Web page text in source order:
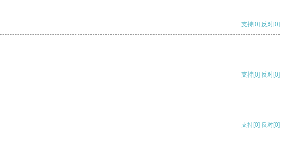
支持[0] 反对[0]
支持[0] 反对[0]
支持[0] 反对[0]